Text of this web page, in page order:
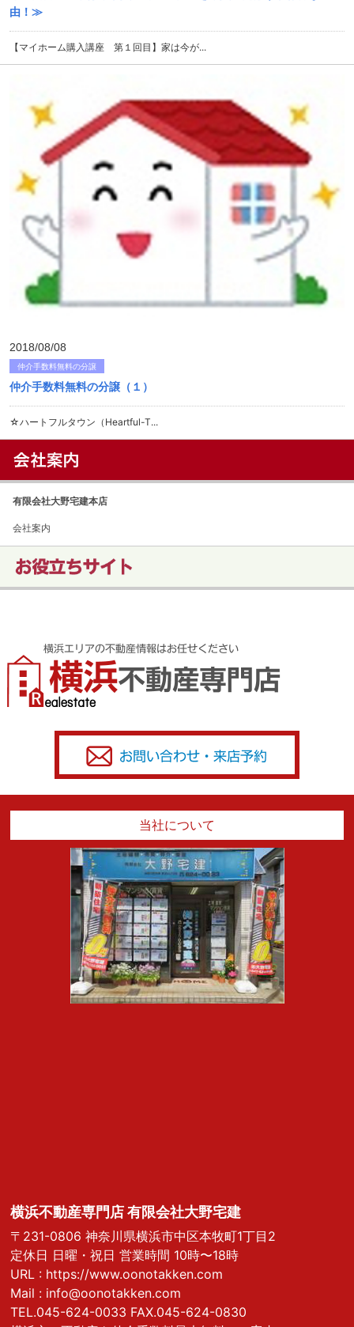
由！≫
【マイホーム購入講座 第１回目】家は今が...
2018/08/08
仲介手数料無料の分譲
仲介手数料無料の分譲（１）
☆ハートフルタウン（Heartful-T...
有限会社大野宅建本店
会社案内
当社について
横浜不動産専門店 有限会社大野宅建
〒231-0806 神奈川県横浜市中区本牧町1丁目2
定休日 日曜・祝日 営業時間 10時〜18時
URL : https://www.oonotakken.com
Mail : info@oonotakken.com
TEL.045-624-0033 FAX.045-624-0830